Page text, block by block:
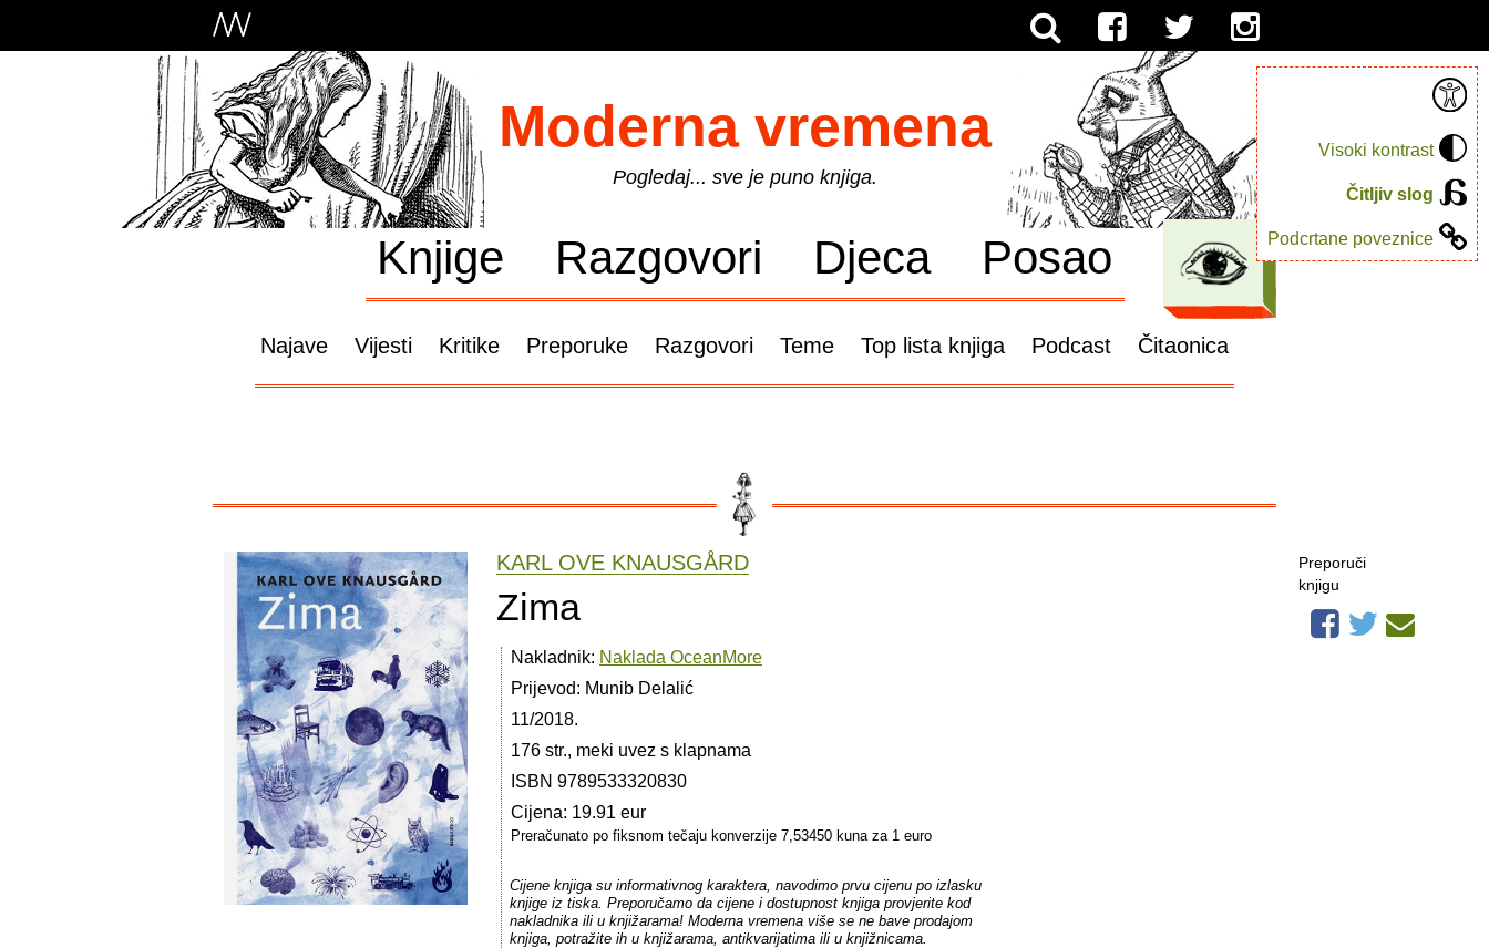
Visoki kontrast
Čitljiv slog
Podcrtane poveznice
Moderna vremena
Pogledaj... sve je puno knjiga.
Knjige Razgovori Djeca Posao
Najave Vijesti Kritike Preporuke Razgovori Teme Top lista knjiga Podcast Čitaonica
KARL OVE KNAUSGÅRD
Zima
Nakladnik: Naklada OceanMore
Prijevod: Munib Delalić
11/2018.
176 str., meki uvez s klapnama
ISBN 9789533320830
Cijena: 19.91 eur
Preračunato po fiksnom tečaju konverzije 7,53450 kuna za 1 euro
Cijene knjiga su informativnog karaktera, navodimo prvu cijenu po izlasku
knjige iz tiska. Preporučamo da cijene i dostupnost knjiga provjerite kod
nakladnika ili u knjižarama! Moderna vremena više se ne bave prodajom
knjiga, potražite ih u knjižarama, antikvarijatima ili u knjižnicama.
Preporuči
knjigu